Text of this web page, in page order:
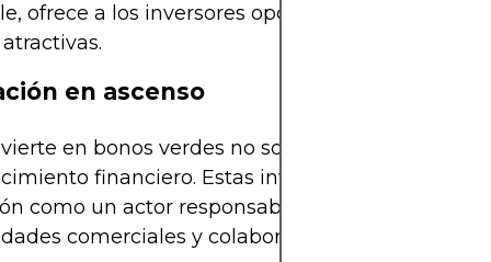
ofrece a los inversores opciones de
en ascenso
en bonos verdes no solo está poniendo sus
financiero. Estas inversiones elevan tu
como un actor responsable, abriendo puertas
comerciales y colaboraciones.